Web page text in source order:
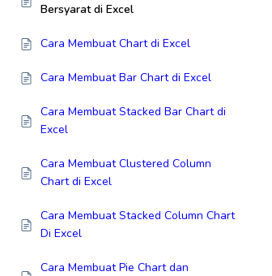
Bersyarat di Excel
Cara Membuat Chart di Excel
Cara Membuat Bar Chart di Excel
Cara Membuat Stacked Bar Chart di
Excel
Cara Membuat Clustered Column
Chart di Excel
Cara Membuat Stacked Column Chart
Di Excel
Cara Membuat Pie Chart dan